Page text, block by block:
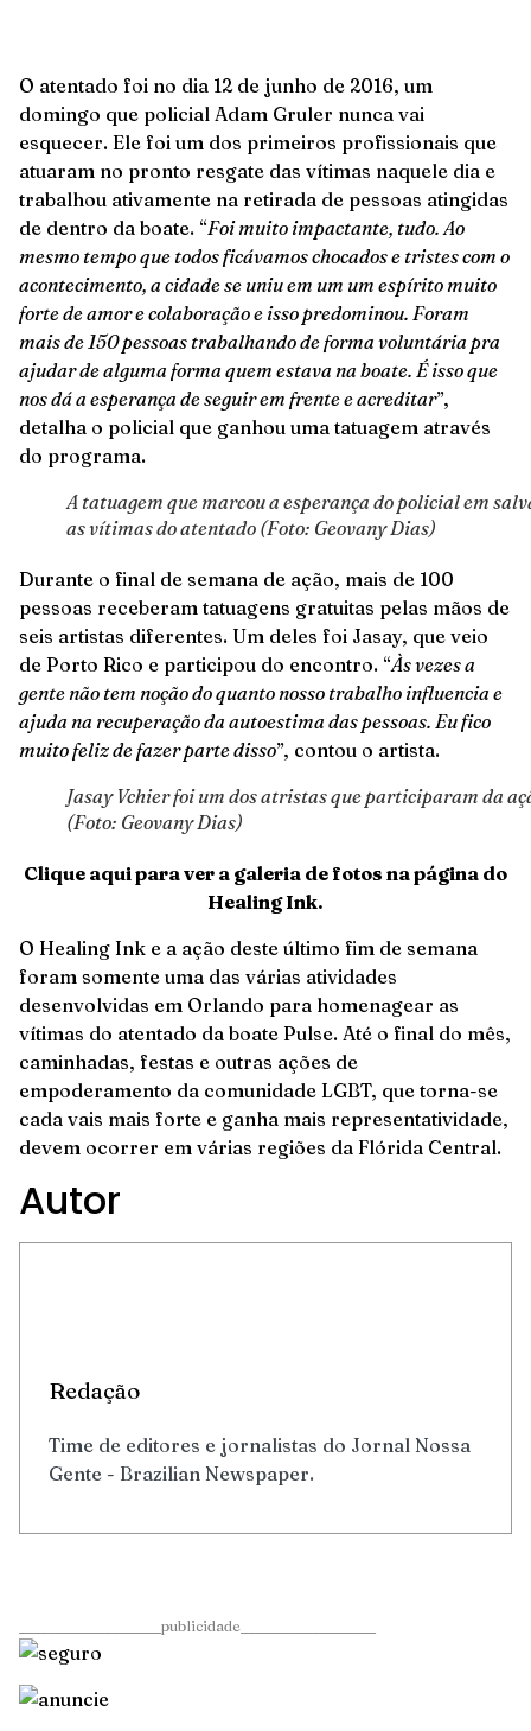
O atentado foi no dia 12 de junho de 2016, um
domingo que policial Adam Gruler nunca vai
esquecer. Ele foi um dos primeiros profissionais que
atuaram no pronto resgate das vítimas naquele dia e
trabalhou ativamente na retirada de pessoas atingidas
de dentro da boate. “Foi muito impactante, tudo. Ao
mesmo tempo que todos ficávamos chocados e tristes com o
acontecimento, a cidade se uniu em um um espírito muito
forte de amor e colaboração e isso predominou. Foram
mais de 150 pessoas trabalhando de forma voluntária pra
ajudar de alguma forma quem estava na boate. É isso que
nos dá a esperança de seguir em frente e acreditar”,
detalha o policial que ganhou uma tatuagem através
do programa.
A tatuagem que marcou a esperança do policial em
as vítimas do atentado (Foto: Geovany Dias)
Durante o final de semana de ação, mais de 100
pessoas receberam tatuagens gratuitas pelas mãos de
seis artistas diferentes. Um deles foi Jasay, que veio
de Porto Rico e participou do encontro. “Às vezes a
gente não tem noção do quanto nosso trabalho influencia e
ajuda na recuperação da autoestima das pessoas. Eu fico
muito feliz de fazer parte disso”, contou o artista.
Jasay Vchier foi um dos atristas que participaram da
(Foto: Geovany Dias)
Clique aqui para ver a galeria de fotos na página do
Healing Ink.
O Healing Ink e a ação deste último fim de semana
foram somente uma das várias atividades
desenvolvidas em Orlando para homenagear as
vítimas do atentado da boate Pulse. Até o final do mês,
caminhadas, festas e outras ações de
empoderamento da comunidade LGBT, que torna-se
cada vais mais forte e ganha mais representatividade,
devem ocorrer em várias regiões da Flórida Central.
Autor
Redação
Time de editores e jornalistas do Jornal Nossa
Gente - Brazilian Newspaper.
____________________publicidade___________________